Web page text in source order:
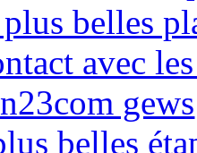
belles
avec
gews
belles